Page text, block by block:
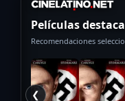
Películas
Recomendaciones
❮